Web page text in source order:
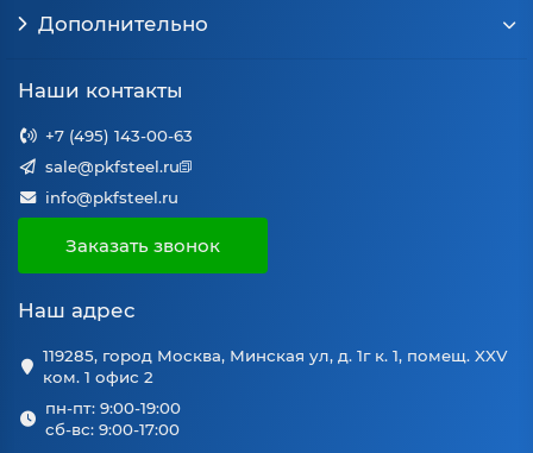
Дополнительно
Наши контакты
+7 (495) 143-00-63
sale@pkfsteel.ru
info@pkfsteel.ru
Заказать звонок
Наш адрес
119285, город Москва, Минская ул, д. 1г к. 1, помещ. XXV
ком. 1 офис 2
пн-пт: 9:00-19:00
сб-вс: 9:00-17:00